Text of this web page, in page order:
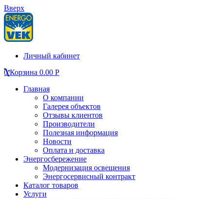
Вверх
Личный кабинет
0 Корзина 0.00 Р
Главная
О компании
Галерея объектов
Отзывы клиентов
Производители
Полезная информация
Новости
Оплата и доставка
Энергосбережение
Модернизация освещения
Энергосервисный контракт
Каталог товаров
Услуги